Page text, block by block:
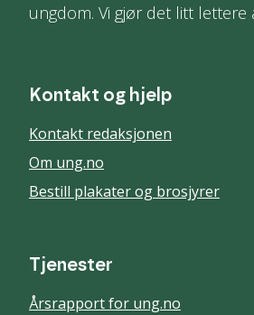
ungdom. Vi gjør det litt lettere
Kontakt og hjelp
Kontakt redaksjonen
Om ung.no
Bestill plakater og brosjyrer
Tjenester
Årsrapport for ung.no